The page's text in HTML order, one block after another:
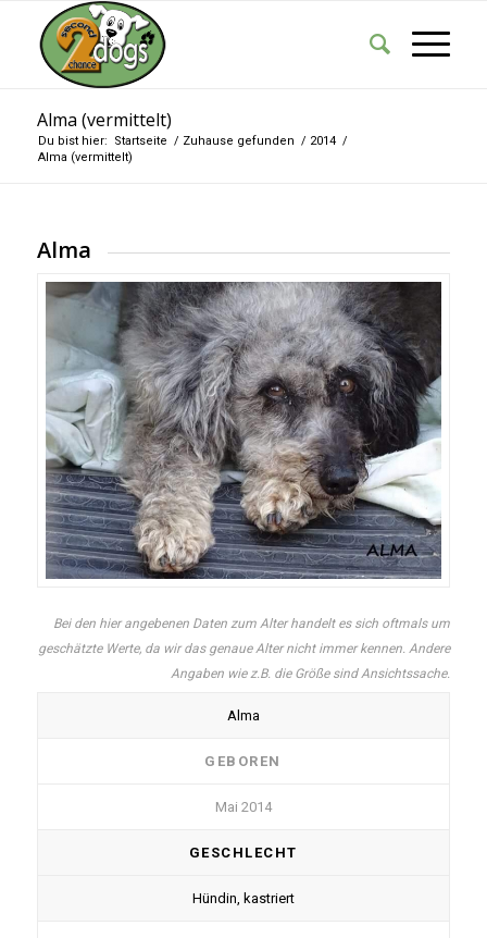
Alma (vermittelt)
Du bist hier: Startseite / Zuhause gefunden / 2014 /
Alma (vermittelt)
Alma
Bei den hier angebenen Daten zum Alter handelt es sich oftmals um
geschätzte Werte, da wir das genaue Alter nicht immer kennen. Andere
Angaben wie z.B. die Größe sind Ansichtssache.
Alma
GEBOREN
Mai 2014
GESCHLECHT
Hündin, kastriert